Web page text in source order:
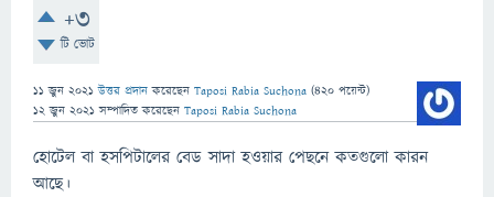
+3
টি ভোট
11 জুন 2021 উত্তর প্রদান করেছেন Taposi Rabia Suchona (420 পয়েন্ট)
12 জুন 2021 সম্পাদিত করেছেন Taposi Rabia Suchona
হোটেল বা হসপিটালের বেড সাদা হওয়ার পেছনে কতগুলো কারন
আছে।